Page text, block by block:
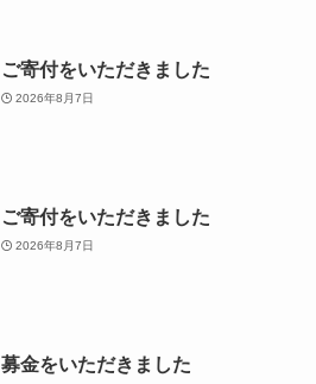
ご寄付をいただきました
2026年8月7日
ご寄付をいただきました
2026年8月7日
募金をいただきました